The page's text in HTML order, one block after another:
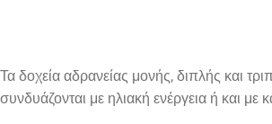
Τα δοχεία αδρανείας μονής, διπλής και
συνδυάζονται με ηλιακή ενέργεια ή και